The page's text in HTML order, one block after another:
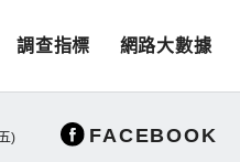
調查指標 網路大數據
) FACEBOOK